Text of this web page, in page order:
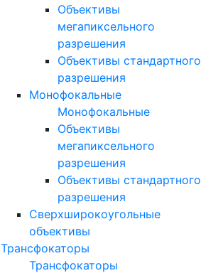
Объективы
мегапиксельного
разрешения
Объективы стандартного
разрешения
Монофокальные
Монофокальные
Объективы
мегапиксельного
разрешения
Объективы стандартного
разрешения
Сверхширокоугольные
объективы
Трансфокаторы
Трансфокаторы